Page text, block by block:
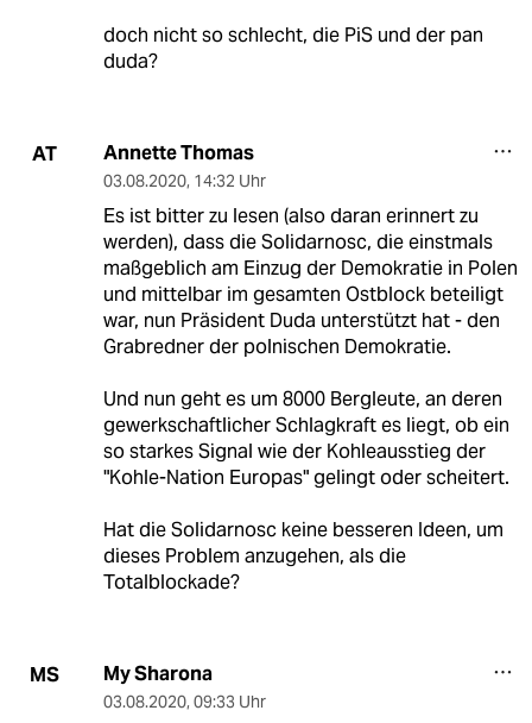
doch nicht so schlecht, die PiS und der pan
duda?
AT Annette Thomas
03.08.2020, 14:32 Uhr
Es ist bitter zu lesen (also daran erinnert zu
werden), dass die Solidarnosc, die einstmals
maßgeblich am Einzug der Demokratie in Polen
und mittelbar im gesamten Ostblock beteiligt
war, nun Präsident Duda unterstützt hat - den
Grabredner der polnischen Demokratie.
Und nun geht es um 8000 Bergleute, an deren
gewerkschaftlicher Schlagkraft es liegt, ob ein
so starkes Signal wie der Kohleausstieg der
"Kohle-Nation Europas" gelingt oder scheitert.
Hat die Solidarnosc keine besseren Ideen, um
dieses Problem anzugehen, als die
Totalblockade?
MS My Sharona
03.08.2020, 09:33 Uhr